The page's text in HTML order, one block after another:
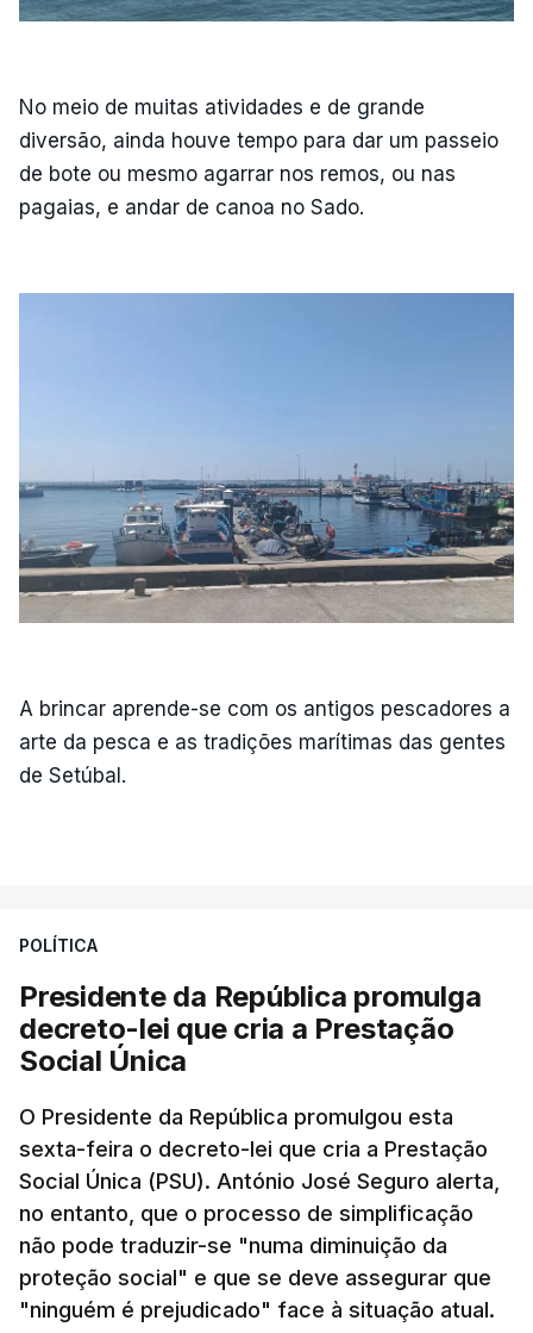
No meio de muitas atividades e de grande
diversão, ainda houve tempo para dar um passeio
de bote ou mesmo agarrar nos remos, ou nas
pagaias, e andar de canoa no Sado.
A brincar aprende-se com os antigos pescadores a
arte da pesca e as tradições marítimas das gentes
de Setúbal.
POLÍTICA
Presidente da República promulga
decreto-lei que cria a Prestação
Social Única
O Presidente da República promulgou esta
sexta-feira o decreto-lei que cria a Prestação
Social Única (PSU). António José Seguro alerta,
no entanto, que o processo de simplificação
não pode traduzir-se "numa diminuição da
proteção social" e que se deve assegurar que
"ninguém é prejudicado" face à situação atual.